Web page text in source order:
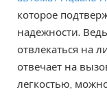
которое
надежности.
отвлекаться на
отвечает на
легкостью,